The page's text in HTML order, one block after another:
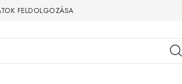
FELDOLGOZÁSA